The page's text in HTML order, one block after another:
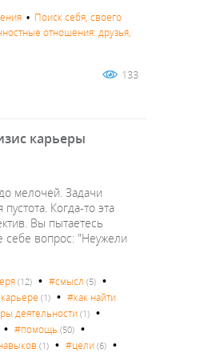
• Поиск себя, своего
отношения: друзья,
133
карьеры
мелочей. Задачи
Когда-то эта
Вы пытаетесь
себе вопрос: "Неужели
(12) •#смысл (5) •
(1) •#как найти
деятельности (1) •
•#помощь (50) •
(1) •#цели (6) •